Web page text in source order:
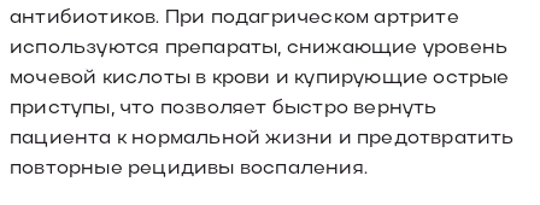
антибиотиков. При подагрическом артрите
используются препараты, снижающие уровень
мочевой кислоты в крови и купирующие острые
приступы, что позволяет быстро вернуть
пациента к нормальной жизни и предотвратить
повторные рецидивы воспаления.